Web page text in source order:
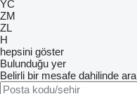
YC
ZM
ZL
H
hepsini göster
Bulunduğu yer
Belirli bir mesafe dahilinde ara